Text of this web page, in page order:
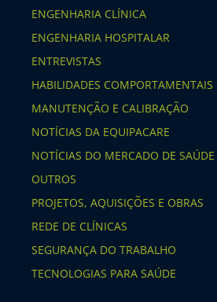
ENGENHARIA CLÍNICA
ENGENHARIA HOSPITALAR
ENTREVISTAS
HABILIDADES COMPORTAMENTAIS
MANUTENÇÃO E CALIBRAÇÃO
NOTÍCIAS DA EQUIPACARE
NOTÍCIAS DO MERCADO DE SAÚDE
OUTROS
PROJETOS, AQUISIÇÕES E OBRAS
REDE DE CLÍNICAS
SEGURANÇA DO TRABALHO
TECNOLOGIAS PARA SAÚDE